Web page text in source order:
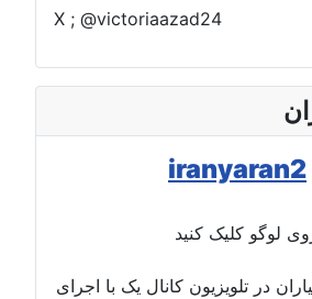
X ; @victoriaazad24
کلیک کنید
تلویزیون کانال یک با اجرای